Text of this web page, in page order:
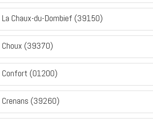
La Chaux-du-Dombief (39150)
Choux (39370)
Confort (01200)
Crenans (39260)